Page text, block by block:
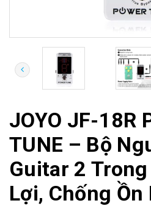
JOYO JF-18R
TUNE – Bộ
Guitar 2
Lợi, Chống Ồn